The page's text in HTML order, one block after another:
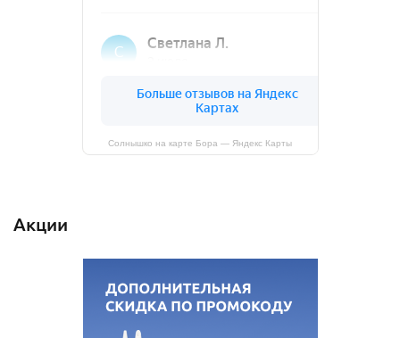
Солнышко на карте Бора — Яндекс Карты
Акции